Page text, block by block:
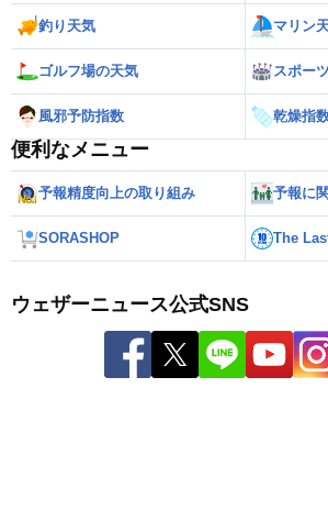
釣り天気 マリン
ゴルフ場の天気 スポー
風邪予防指数 乾燥指
便利なメニュー
予報精度向上の取り組み 予報に
SORASHOP The
ウェザーニュース公式SNS